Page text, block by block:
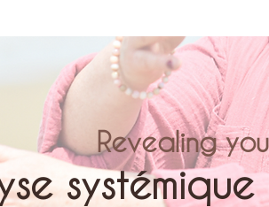
Revealing